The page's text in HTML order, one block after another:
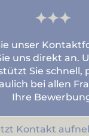
unser
uns direkt an.
Sie schnell,
bei allen
Ihre
Kontakt